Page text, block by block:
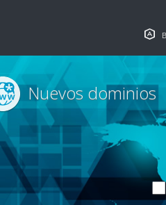
Nuevos dominios